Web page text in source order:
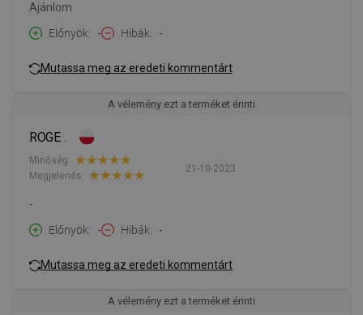
Ajánlom
Előnyök
- Hibák -
Mutassa meg az eredeti kommentárt
A vélemény ezt a terméket érinti
ROGE .
21-10-2023
Minőség:
Megjelenés:
-
Előnyök
- Hibák -
Mutassa meg az eredeti kommentárt
A vélemény ezt a terméket érinti